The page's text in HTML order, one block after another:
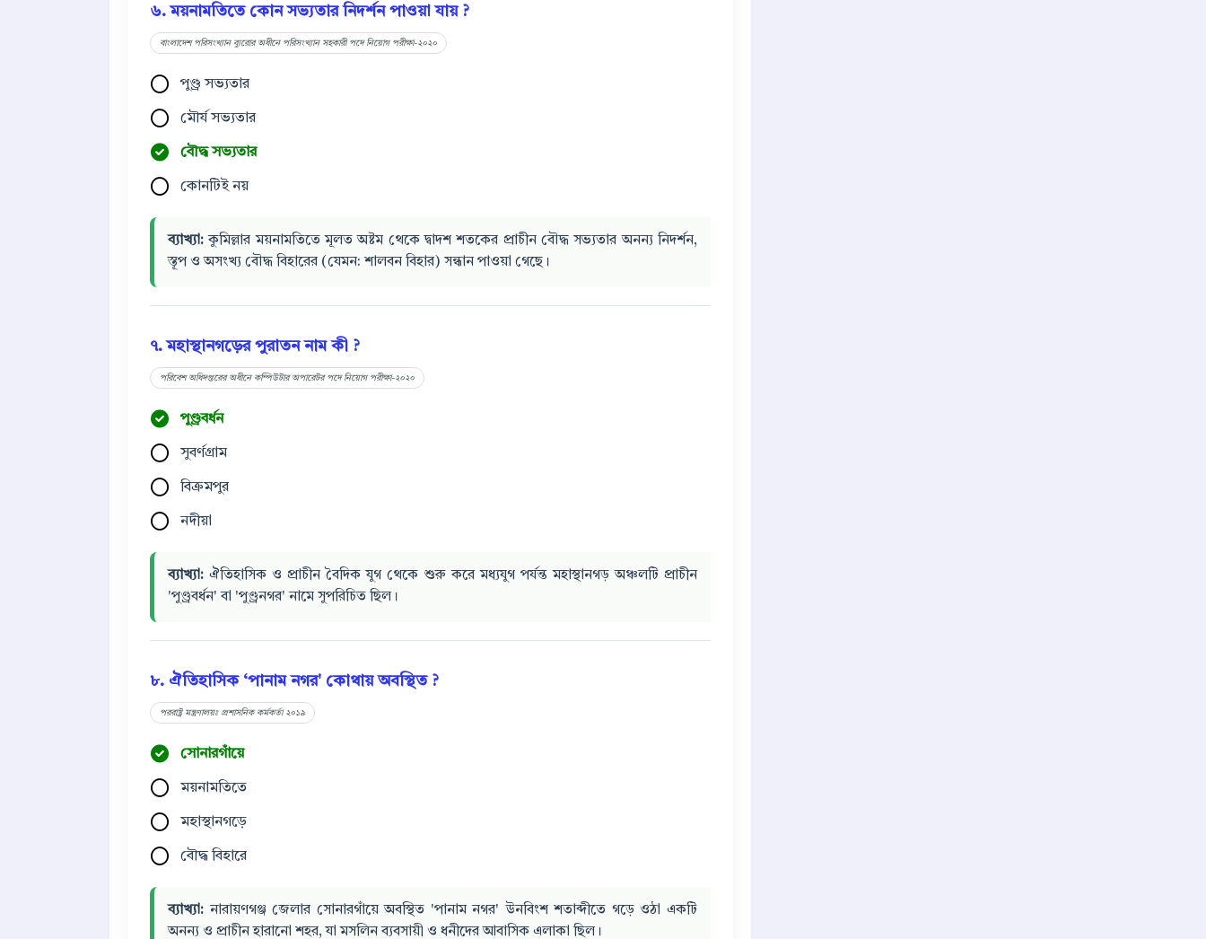
৬. ময়নামতিতে কোন সভ্যতার নিদর্শন পাওয়া যায় ?
বাংলাদেশ পরিসংখ্যান ব্যুরোর অধীনে পরিসংখ্যান সহকারী পদে নিয়োগ পরীক্ষা-২০২০
পুণ্ড্র সভ্যতার
মৌর্য সভ্যতার
বৌদ্ধ সভ্যতার
কোনটিই নয়
ব্যাখ্যা: কুমিল্লার ময়নামতিতে মূলত অষ্টম থেকে দ্বাদশ শতকের প্রাচীন বৌদ্ধ সভ্যতার অনন্য নিদর্শন,
স্তূপ ও অসংখ্য বৌদ্ধ বিহারের (যেমন: শালবন বিহার) সন্ধান পাওয়া গেছে।
৭. মহাস্থানগড়ের পুরাতন নাম কী ?
পরিবেশ অধিদপ্তরের অধীনে কম্পিউটার অপারেটর পদে নিয়োগ পরীক্ষা-২০২০
পুণ্ড্রবর্ধন
সুবর্ণগ্রাম
বিক্রমপুর
নদীয়া
ব্যাখ্যা: ঐতিহাসিক ও প্রাচীন বৈদিক যুগ থেকে শুরু করে মধ্যযুগ পর্যন্ত মহাস্থানগড় অঞ্চলটি প্রাচীন
'পুণ্ড্রবর্ধন' বা 'পুণ্ড্রনগর' নামে সুপরিচিত ছিল।
৮. ঐতিহাসিক ‘পানাম নগর' কোথায় অবস্থিত ?
পররাষ্ট্র মন্ত্রণালয়ঃ প্রশাসনিক কর্মকর্তা ২০১৯
সোনারগাঁয়ে
ময়নামতিতে
মহাস্থানগড়ে
বৌদ্ধ বিহারে
ব্যাখ্যা: নারায়ণগঞ্জ জেলার সোনারগাঁয়ে অবস্থিত 'পানাম নগর' উনবিংশ শতাব্দীতে গড়ে ওঠা একটি
অনন্য ও প্রাচীন হারানো শহর, যা মসলিন ব্যবসায়ী ও ধনীদের আবাসিক এলাকা ছিল।